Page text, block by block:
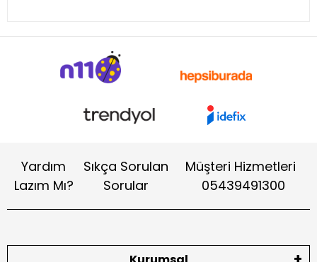
Yardım
Lazım Mı?
Sıkça Sorulan
Sorular
Müşteri Hizmetleri
05439491300